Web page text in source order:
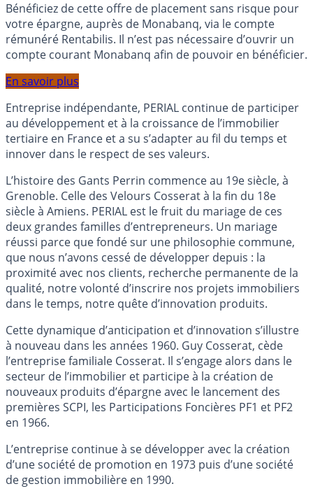
Bénéficiez de cette offre de placement sans risque pour
votre épargne, auprès de Monabanq, via le compte
rémunéré Rentabilis. Il n’est pas nécessaire d’ouvrir un
compte courant Monabanq afin de pouvoir en bénéficier.
En savoir plus
Entreprise indépendante, PERIAL continue de participer
au développement et à la croissance de l’immobilier
tertiaire en France et a su s’adapter au fil du temps et
innover dans le respect de ses valeurs.
L’histoire des Gants Perrin commence au 19e siècle, à
Grenoble. Celle des Velours Cosserat à la fin du 18e
siècle à Amiens. PERIAL est le fruit du mariage de ces
deux grandes familles d’entrepreneurs. Un mariage
réussi parce que fondé sur une philosophie commune,
que nous n’avons cessé de développer depuis : la
proximité avec nos clients, recherche permanente de la
qualité, notre volonté d’inscrire nos projets immobiliers
dans le temps, notre quête d’innovation produits.
Cette dynamique d’anticipation et d’innovation s’illustre
à nouveau dans les années 1960. Guy Cosserat, cède
l’entreprise familiale Cosserat. Il s’engage alors dans le
secteur de l’immobilier et participe à la création de
nouveaux produits d’épargne avec le lancement des
premières SCPI, les Participations Foncières PF1 et PF2
en 1966.
L’entreprise continue à se développer avec la création
d’une société de promotion en 1973 puis d’une société
de gestion immobilière en 1990.